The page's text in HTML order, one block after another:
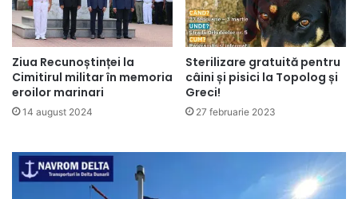
Ziua Recunoștinței la
Cimitirul militar în memoria
eroilor marinari
14 august 2024
Sterilizare gratuită pentru
câini și pisici la Topolog și
Greci!
27 februarie 2023